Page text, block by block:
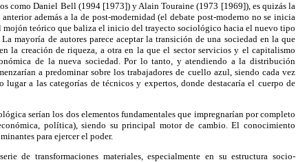
como Daniel Bell (1994 [1973]) y Alain Touraine (1973 [1969]), es quizás la
además a la de post-modernidad (el debate post-moderno no se inicia
mojón teórico que baliza el inicio del trayecto sociológico hacia el nuevo tipo
mayoría de autores parece aceptar la transición de una sociedad en la que
la creación de riqueza, a otra en la que el sector servicios y el capitalismo
de la nueva sociedad. Por lo tanto, y atendiendo a la distribución
a predominar sobre los trabajadores de cuello azul, siendo cada vez
a las categorías de técnicos y expertos, donde destacaría el cuerpo de
serían los dos elementos fundamentales que impregnarían por completo
política), siendo su principal motor de cambio. El conocimiento
para ejercer el poder.
de transformaciones materiales, especialmente en su estructura socio-